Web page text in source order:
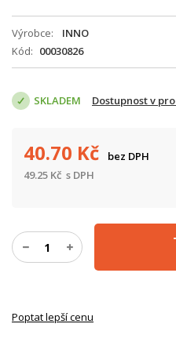
Výrobce
INNO
Kód
00030826
SKLADEM Dostupnost v
40.70 Kč
bez DPH
49.25 Kč s DPH
Poptat lepší cenu